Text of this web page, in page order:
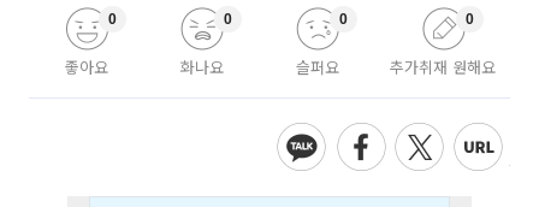
좋아요
0
화나요
0
슬퍼요
0
추가취재 원해요
0